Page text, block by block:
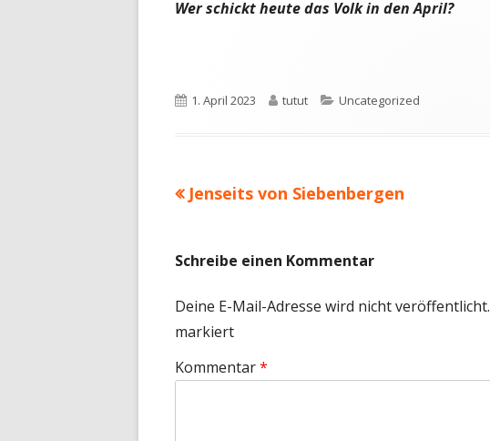
Wer schickt heute das Volk in den April?
Veröffentlicht
1. April 2023 Autor
tutut Kategorien
Uncategorized
Beitragsnavigation
Vorheriger
Jenseits von Siebenbergen
Schreibe einen Kommentar
Deine E-Mail-Adresse wird nicht veröffentlicht.
markiert
Kommentar*